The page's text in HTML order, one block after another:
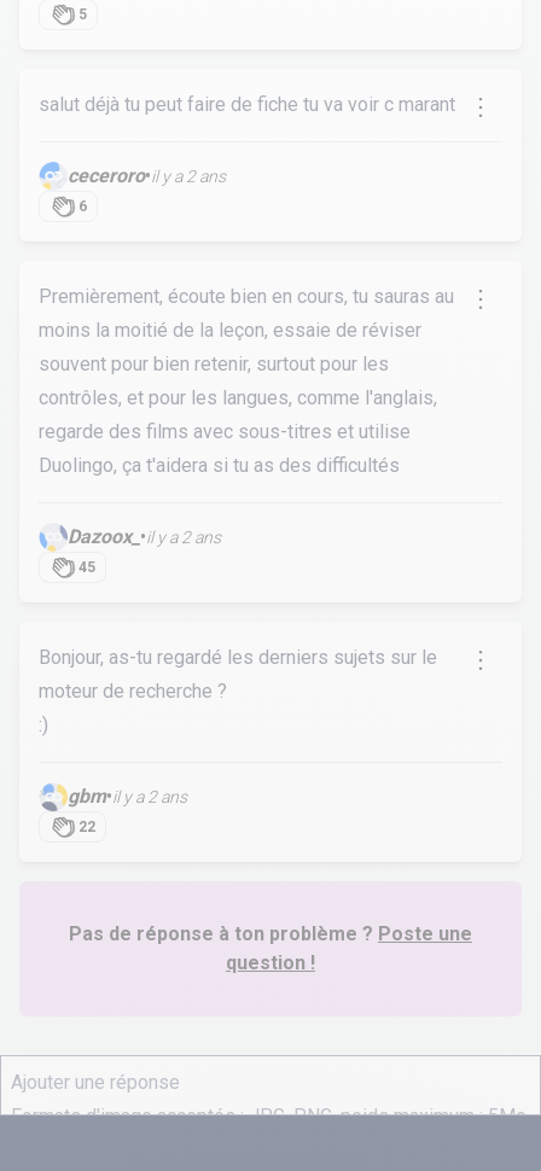
5
salut déjà tu peut faire de fiche tu va voir c marant
ceceroro•il y a 2 ans
6
Premièrement, écoute bien en cours, tu sauras au
moins la moitié de la leçon, essaie de réviser
souvent pour bien retenir, surtout pour les
contrôles, et pour les langues, comme l'anglais,
regarde des films avec sous-titres et utilise
Duolingo, ça t'aidera si tu as des difficultés
Dazoox_ •il y a 2 ans
45
Bonjour, as-tu regardé les derniers sujets sur le
moteur de recherche ?
:)
gbm•il y a 2 ans
22
Pas de réponse à ton problème ? Poste une
question !